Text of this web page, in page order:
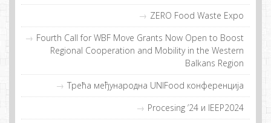
ZERO Food Waste Expo
Fourth Call for WBF Move Grants Now Open to Boost
Regional Cooperation and Mobility in the Western
Balkans Region
Tрeћa мeђунaрoднa UNIFood кoнфeрeнциja
Procesing ’24 и IEEP2024